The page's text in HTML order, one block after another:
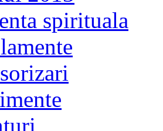
spirituala